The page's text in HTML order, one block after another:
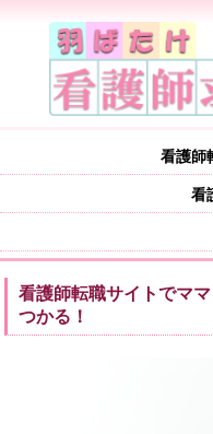
看護師
看
看護師転職サイトでマ
つかる！